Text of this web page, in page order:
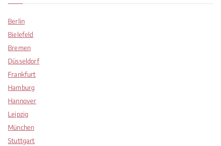
Berlin
Bielefeld
Bremen
Düsseldorf
Frankfurt
Hamburg
Hannover
Leipzig
München
Stuttgart